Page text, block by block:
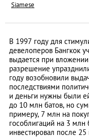
Siamese
В 1997 году для
девелоперов Бангкок
выдается при
разрешение
году возобновили
последствиями
и деньги нужны были
до 10 млн батов, но
примеру, 7 млн на
гособлигаций на 3 млн
инвестировал после